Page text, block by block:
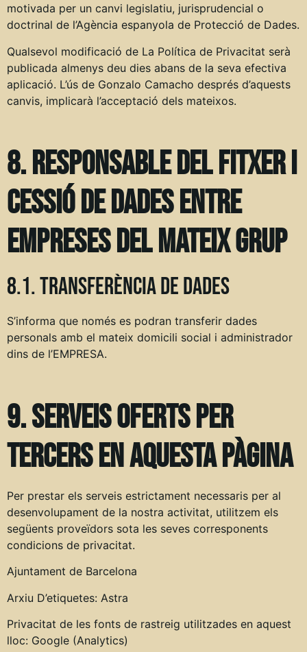
motivada per un canvi legislatiu, jurisprudencial o
doctrinal de l’Agència espanyola de Protecció de Dades.
Qualsevol modificació de La Política de Privacitat serà
publicada almenys deu dies abans de la seva efectiva
aplicació. L’ús de Gonzalo Camacho després d’aquests
canvis, implicarà l’acceptació dels mateixos.
8. Responsable del fitxer i
cessió de dades entre
empreses del mateix grup
8.1. Transferència de dades
S’informa que només es podran transferir dades
personals amb el mateix domicili social i administrador
dins de l’EMPRESA.
9. Serveis oferts per
tercers en aquesta pàgina
Per prestar els serveis estrictament necessaris per al
desenvolupament de la nostra activitat, utilitzem els
següents proveïdors sota les seves corresponents
condicions de privacitat.
Ajuntament de Barcelona
Arxiu D’etiquetes: Astra
Privacitat de les fonts de rastreig utilitzades en aquest
lloc: Google (Analytics)